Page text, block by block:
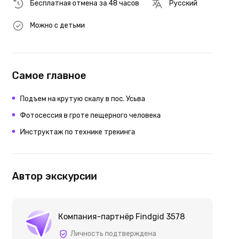
Бесплатная отмена за 48 часов Русский
Можно с детьми
Самое главное
Подъем на крутую скалу в пос. Усьва
Фотосессия в гроте пещерного человека
Инструктаж по технике трекинга
Автор экскурсии
Компания-партнёр Findgid 3578
Личность подтверждена